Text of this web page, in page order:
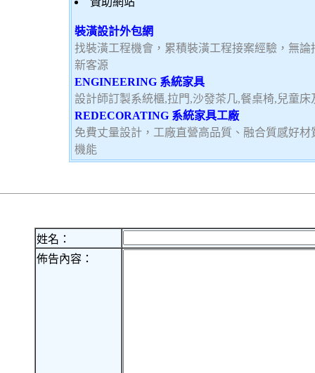
裝潢設計外包網
找裝潢工程機會，累積裝潢工程接案經驗，無
新客源
ENGINEERING 系統家具
設計師訂製系統櫃,拉門,沙發茶几,餐桌椅,兒童
REDECORATING 系統家具工廠
免費丈量設計，工廠直營高品質、融合質感好
機能
姓名：
佈告內容：